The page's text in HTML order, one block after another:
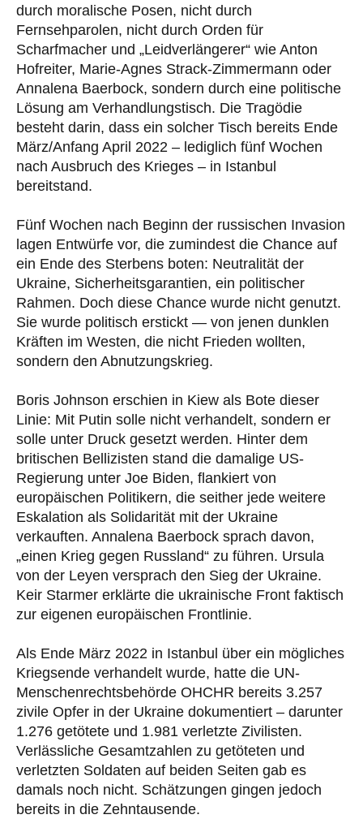
durch moralische Posen, nicht durch
Fernsehparolen, nicht durch Orden für
Scharfmacher und „Leidverlängerer“ wie Anton
Hofreiter, Marie-Agnes Strack-Zimmermann oder
Annalena Baerbock, sondern durch eine politische
Lösung am Verhandlungstisch. Die Tragödie
besteht darin, dass ein solcher Tisch bereits Ende
März/Anfang April 2022 – lediglich fünf Wochen
nach Ausbruch des Krieges – in Istanbul
bereitstand.
Fünf Wochen nach Beginn der russischen Invasion
lagen Entwürfe vor, die zumindest die Chance auf
ein Ende des Sterbens boten: Neutralität der
Ukraine, Sicherheitsgarantien, ein politischer
Rahmen. Doch diese Chance wurde nicht genutzt.
Sie wurde politisch erstickt — von jenen dunklen
Kräften im Westen, die nicht Frieden wollten,
sondern den Abnutzungskrieg.
Boris Johnson erschien in Kiew als Bote dieser
Linie: Mit Putin solle nicht verhandelt, sondern er
solle unter Druck gesetzt werden. Hinter dem
britischen Bellizisten stand die damalige US-
Regierung unter Joe Biden, flankiert von
europäischen Politikern, die seither jede weitere
Eskalation als Solidarität mit der Ukraine
verkauften. Annalena Baerbock sprach davon,
„einen Krieg gegen Russland“ zu führen. Ursula
von der Leyen versprach den Sieg der Ukraine.
Keir Starmer erklärte die ukrainische Front faktisch
zur eigenen europäischen Frontlinie.
Als Ende März 2022 in Istanbul über ein mögliches
Kriegsende verhandelt wurde, hatte die UN-
Menschenrechtsbehörde OHCHR bereits 3.257
zivile Opfer in der Ukraine dokumentiert – darunter
1.276 getötete und 1.981 verletzte Zivilisten.
Verlässliche Gesamtzahlen zu getöteten und
verletzten Soldaten auf beiden Seiten gab es
damals noch nicht. Schätzungen gingen jedoch
bereits in die Zehntausende.